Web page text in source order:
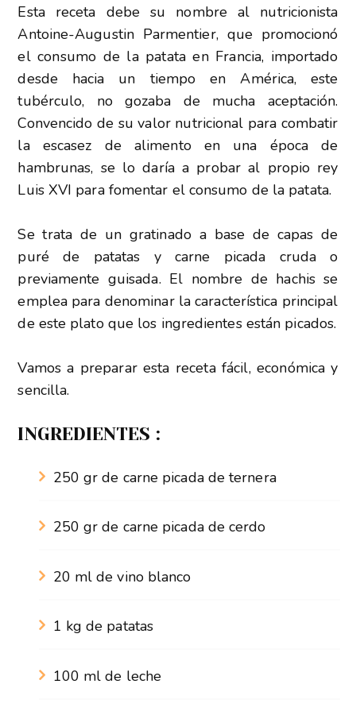
Esta receta debe su nombre al nutricionista
Antoine-Augustin Parmentier, que promocionó
el consumo de la patata en Francia, importado
desde hacia un tiempo en América, este
tubérculo, no gozaba de mucha aceptación.
Convencido de su valor nutricional para combatir
la escasez de alimento en una época de
hambrunas, se lo daría a probar al propio rey
Luis XVI para fomentar el consumo de la patata.
Se trata de un gratinado a base de capas de
puré de patatas y carne picada cruda o
previamente guisada. El nombre de hachis se
emplea para denominar la característica principal
de este plato que los ingredientes están picados.
Vamos a preparar esta receta fácil, económica y
sencilla.
INGREDIENTES :
250 gr de carne picada de ternera
250 gr de carne picada de cerdo
20 ml de vino blanco
1 kg de patatas
100 ml de leche